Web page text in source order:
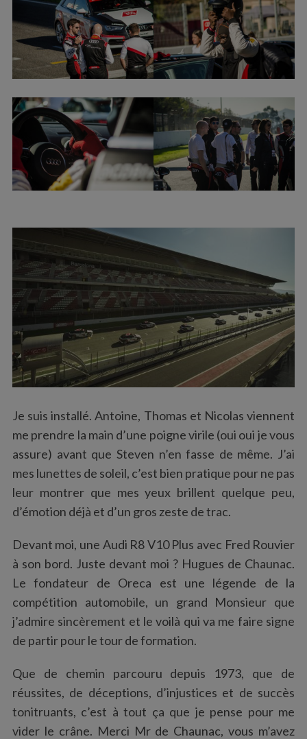
Je suis installé. Antoine, Thomas et Nicolas viennent
me prendre la main d’une poigne virile (oui oui je vous
assure) avant que Steven n’en fasse de même. J’ai
mes lunettes de soleil, c’est bien pratique pour ne pas
leur montrer que mes yeux brillent quelque peu,
d’émotion déjà et d’un gros zeste de trac.
Devant moi, une Audi R8 V10 Plus avec Fred Rouvier
à son bord. Juste devant moi ? Hugues de Chaunac.
Le fondateur de Oreca est une légende de la
compétition automobile, un grand Monsieur que
j’admire sincèrement et le voilà qui va me faire signe
de partir pour le tour de formation.
Que de chemin parcouru depuis 1973, que de
réussites, de déceptions, d’injustices et de succès
tonitruants, c’est à tout ça que je pense pour me
vider le crâne. Merci Mr de Chaunac, vous m’avez